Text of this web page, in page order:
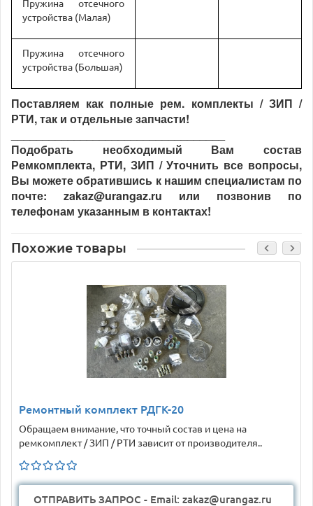
Пружина отсечного
устройства (Малая)
Пружина отсечного
устройства (Большая)
Поставляем как полные рем. комплекты / ЗИП /
РТИ, так и отдельные запчасти!
Подобрать необходимый Вам состав
Ремкомплекта, РТИ, ЗИП / Уточнить все вопросы,
Вы можете обратившись к нашим специалистам по
почте: zakaz@urangaz.ru или позвонив по
телефонам указанным в контактах!
Похожие товары
Ремонтный комплект РДГК-20
Обращаем внимание, что точный состав и цена на
ремкомплект / ЗИП / РТИ зависит от производителя..
ОТПРАВИТЬ ЗАПРОС - Email: zakaz@urangaz.ru